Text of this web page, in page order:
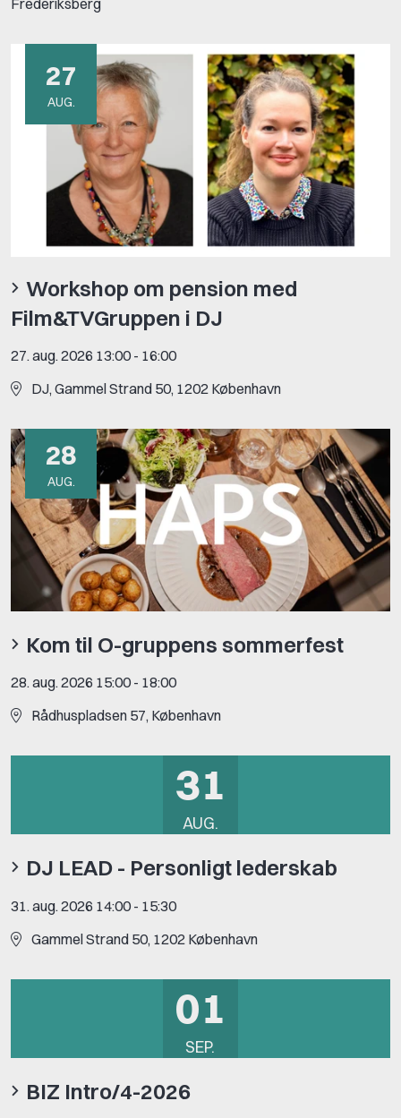
Frederiksberg
27
AUG.
Workshop om pension med
Film&TVGruppen i DJ
27. aug. 2026 13:00 - 16:00
DJ, Gammel Strand 50, 1202 København
28
AUG.
Kom til O-gruppens sommerfest
28. aug. 2026 15:00 - 18:00
Rådhuspladsen 57, København
31
AUG.
DJ LEAD - Personligt lederskab
31. aug. 2026 14:00 - 15:30
Gammel Strand 50, 1202 København
01
SEP.
BIZ Intro/4-2026